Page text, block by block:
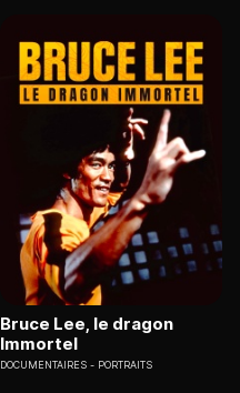
Bruce Lee, le dragon
Immortel
DOCUMENTAIRES PORTRAITS